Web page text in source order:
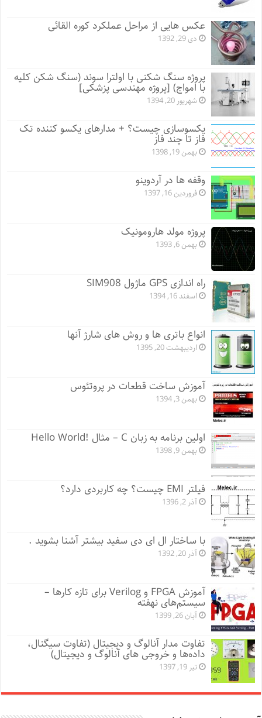
عکس هایی از مراحل عملکرد کوره القائی
دی 29, 1392
پروژه سنگ شکنی با اولترا سوند (سنگ شکن کلیه
با امواج) [پروژه مهندسی پزشکی]
شهریور 20, 1394
یکسوسازی چیست؟ + مدارهای یکسو کننده تک
فاز تا چند فاز
بهمن 19, 1398
وقفه ها در آردوینو
فروردین 16, 1397
پروژه مولد هارومونیک
بهمن 6, 1393
راه اندازی GPS ماژول SIM908
اسفند 16, 1394
انواع باتری ها و روش های شارژ آنها
اردیبهشت 20, 1395
آموزش ساخت قطعات در پروتئوس
بهمن 3, 1394
اولین برنامه به زبان C – مثال !Hello World
بهمن 9, 1398
فیلتر EMI چیست؟ چه کاربردی دارد؟
آذر 2, 1396
با ساختار ال ای دی سفید بیشتر آشنا بشوید .
آذر 20, 1392
آموزش FPGA و Verilog برای تازه کارها –
سیستم‌‌های نهفته
آبان 26, 1399
تفاوت مدار آنالوگ و دیجیتال (تفاوت سیگنال،
داده‌ها و خروجی‌ های آنالوگ و دیجیتال)
تیر 19, 1397